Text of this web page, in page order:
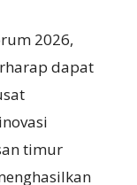
2026,
dapat
timur